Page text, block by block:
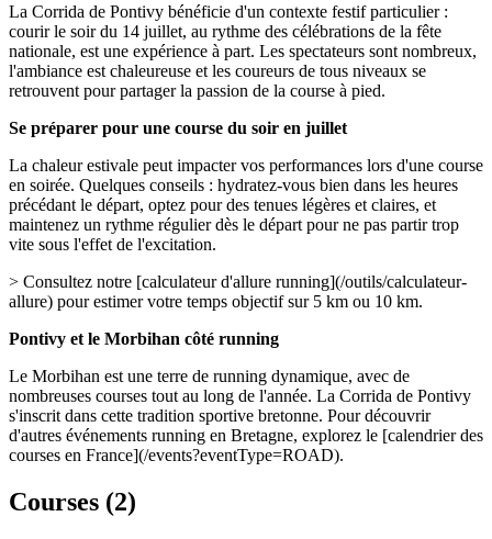
La Corrida de Pontivy bénéficie d'un contexte festif particulier :
courir le soir du 14 juillet, au rythme des célébrations de la fête
nationale, est une expérience à part. Les spectateurs sont nombreux,
l'ambiance est chaleureuse et les coureurs de tous niveaux se
retrouvent pour partager la passion de la course à pied.
Se préparer pour une course du soir en juillet
La chaleur estivale peut impacter vos performances lors d'une course
en soirée. Quelques conseils : hydratez-vous bien dans les heures
précédant le départ, optez pour des tenues légères et claires, et
maintenez un rythme régulier dès le départ pour ne pas partir trop
vite sous l'effet de l'excitation.
> Consultez notre [calculateur d'allure running](/outils/calculateur-
allure) pour estimer votre temps objectif sur 5 km ou 10 km.
Pontivy et le Morbihan côté running
Le Morbihan est une terre de running dynamique, avec de
nombreuses courses tout au long de l'année. La Corrida de Pontivy
s'inscrit dans cette tradition sportive bretonne. Pour découvrir
d'autres événements running en Bretagne, explorez le [calendrier des
courses en France](/events?eventType=ROAD).
Courses (2)